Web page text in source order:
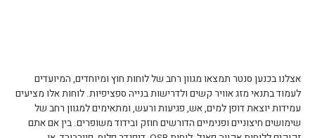
אצלנו בכנען סנטר תמצאו מגוון רחב של לוחות חוץ ומיוחדים, המיועדים
לעמוד בתנאי מזג אוויר קשים ולדרישות בנייה ספציפיות. לוחות אלו מציעים
עמידות יוצאת דופן למים, אש, פגיעות ורעש, ומתאימים למגוון רחב של
שימושים חיצוניים ופנימיים הדורשים חוזק ובידוד משופרים. בין אם אתם